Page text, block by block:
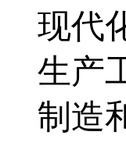
现代
生产
制造